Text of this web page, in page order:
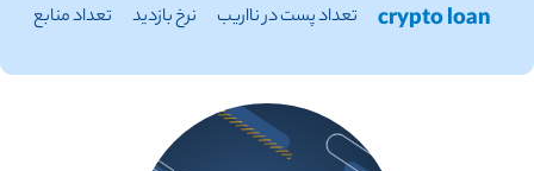
crypto loan تعداد پست در نااریب نرخ بازدید تعداد منابع